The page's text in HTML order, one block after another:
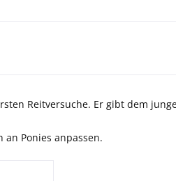
Reitversuche. Er gibt dem
an Ponies anpassen.